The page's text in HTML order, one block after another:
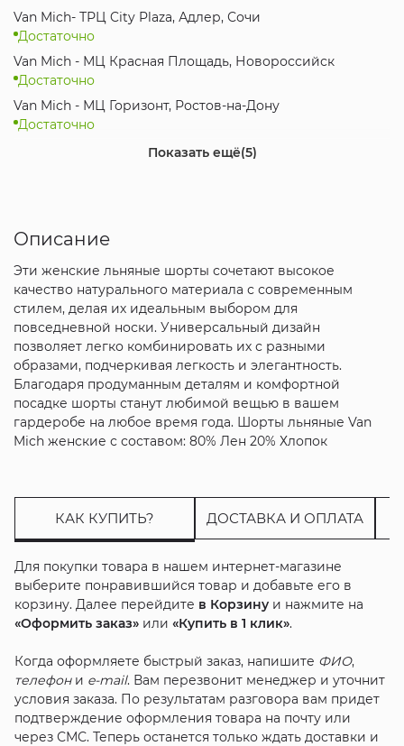
Van Mich- ТРЦ City Plaza, Адлер, Сочи
Достаточно
Van Mich - МЦ Красная Площадь, Новороссийск
Достаточно
Van Mich - МЦ Горизонт, Ростов-на-Дону
Достаточно
Van Mich - ТРЦ Oz Mall, Краснодар
Van Mich - ТРК Меридиан, Краснодар
Discount Hall - ТЦ Дисконт Вавилон, Ростов
Интернет-магазин
Достаточно
Показать ещё(5)
Описание
Эти женские льняные шорты сочетают высокое
качество натурального материала с современным
стилем, делая их идеальным выбором для
повседневной носки. Универсальный дизайн
позволяет легко комбинировать их с разными
образами, подчеркивая легкость и элегантность.
Благодаря продуманным деталям и комфортной
посадке шорты станут любимой вещью в вашем
гардеробе на любое время года. Шорты льняные Van
Mich женские с составом: 80% Лен 20% Хлопок
КАК КУПИТЬ? ДОСТАВКА И ОПЛАТА
Для покупки товара в нашем интернет-магазине
выберите понравившийся товар и добавьте его в
корзину. Далее перейдите в Корзинуи нажмите на
«Оформить заказ»или «Купить в 1 клик».
Когда оформляете быстрый заказ, напишите ФИО,
телефони e-mail. Вам перезвонит менеджер и уточнит
условия заказа. По результатам разговора вам придет
подтверждение оформления товара на почту или
через СМС. Теперь останется только ждать доставки и